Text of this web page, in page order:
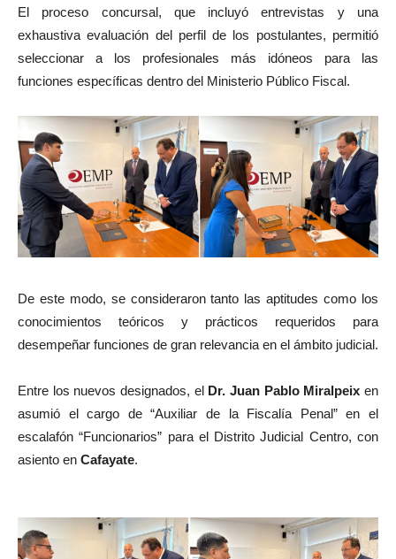
El proceso concursal, que incluyó entrevistas y una
exhaustiva evaluación del perfil de los postulantes, permitió
seleccionar a los profesionales más idóneos para las
funciones específicas dentro del Ministerio Público Fiscal.
De este modo, se consideraron tanto las aptitudes como los
conocimientos teóricos y prácticos requeridos para
desempeñar funciones de gran relevancia en el ámbito judicial.
Entre los nuevos designados, el Dr. Juan Pablo Miralpeixen
asumió el cargo de “Auxiliar de la Fiscalía Penal” en el
escalafón “Funcionarios” para el Distrito Judicial Centro, con
asiento en Cafayate.